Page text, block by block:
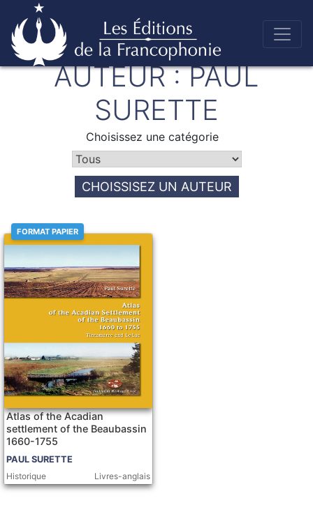
Skip
to Éditions de la francophonie
AUTEUR :PAUL
SURETTE
Choisissez une catégorie
CHOISSISEZ UN AUTEUR
FORMAT PAPIER
Atlas of the Acadian
settlement of the Beaubassin
1660-1755
PAUL SURETTE
Historique
Livres-anglais